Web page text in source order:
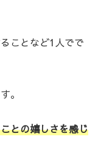
ことなど1人でで
。
との嬉しさを感じ